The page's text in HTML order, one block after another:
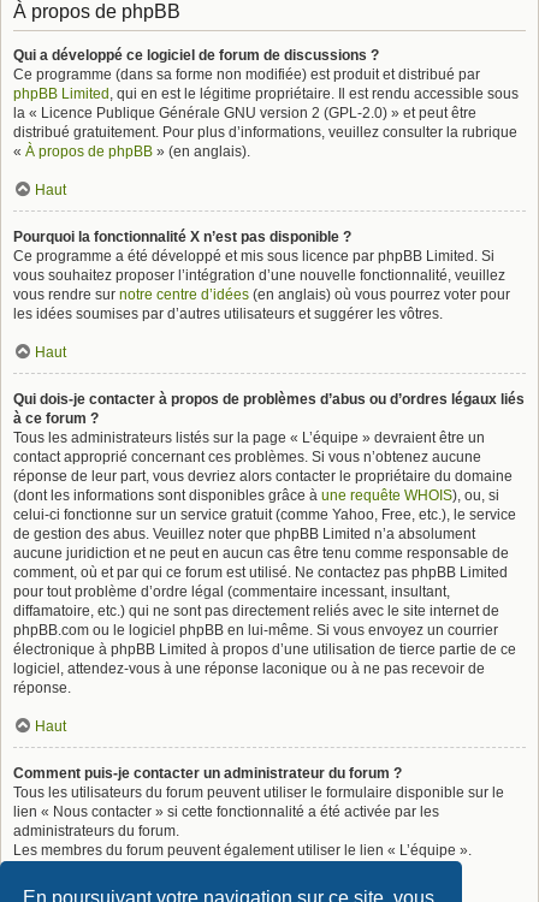
En poursuivant votre navigation sur ce site, vous
À propos de phpBB
Qui a développé ce logiciel de forum de discussions ?
Ce programme (dans sa forme non modifiée) est produit et distribué par
phpBB Limited , qui en est le légitime propriétaire. Il est rendu accessible sous
la « Licence Publique Générale GNU version 2 (GPL-2.0) » et peut être
distribué gratuitement. Pour plus d’informations, veuillez consulter la rubrique
« À propos de phpBB » (en anglais).
Haut
Pourquoi la fonctionnalité X n’est pas disponible ?
Ce programme a été développé et mis sous licence par phpBB Limited. Si
vous souhaitez proposer l’intégration d’une nouvelle fonctionnalité, veuillez
vous rendre sur notre centre d’idées (en anglais) où vous pourrez voter pour
les idées soumises par d’autres utilisateurs et suggérer les vôtres.
Haut
Qui dois-je contacter à propos de problèmes d’abus ou d’ordres légaux liés
à ce forum ?
Tous les administrateurs listés sur la page « L’équipe » devraient être un
contact approprié concernant ces problèmes. Si vous n’obtenez aucune
réponse de leur part, vous devriez alors contacter le propriétaire du domaine
(dont les informations sont disponibles grâce à une requête WHOIS), ou, si
celui-ci fonctionne sur un service gratuit (comme Yahoo, Free, etc.), le service
de gestion des abus. Veuillez noter que phpBB Limited n’a absolument
aucune juridiction et ne peut en aucun cas être tenu comme responsable de
comment, où et par qui ce forum est utilisé. Ne contactez pas phpBB Limited
pour tout problème d’ordre légal (commentaire incessant, insultant,
diffamatoire, etc.) qui ne sont pas directement reliés avec le site internet de
phpBB.com ou le logiciel phpBB en lui-même. Si vous envoyez un courrier
électronique à phpBB Limited à propos d’une utilisation de tierce partie de ce
logiciel, attendez-vous à une réponse laconique ou à ne pas recevoir de
réponse.
Haut
Comment puis-je contacter un administrateur du forum ?
Tous les utilisateurs du forum peuvent utiliser le formulaire disponible sur le
lien « Nous contacter » si cette fonctionnalité a été activée par les
administrateurs du forum.
Les membres du forum peuvent également utiliser le lien « L’équipe ».